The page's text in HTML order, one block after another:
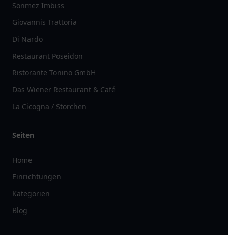
Sönmez Imbiss
Giovannis Trattoria
Di Nardo
Restaurant Poseidon
Ristorante Tonino GmbH
Das Wiener Restaurant & Café
La Cicogna / Storchen
Seiten
Home
Einrichtungen
Kategorien
Blog